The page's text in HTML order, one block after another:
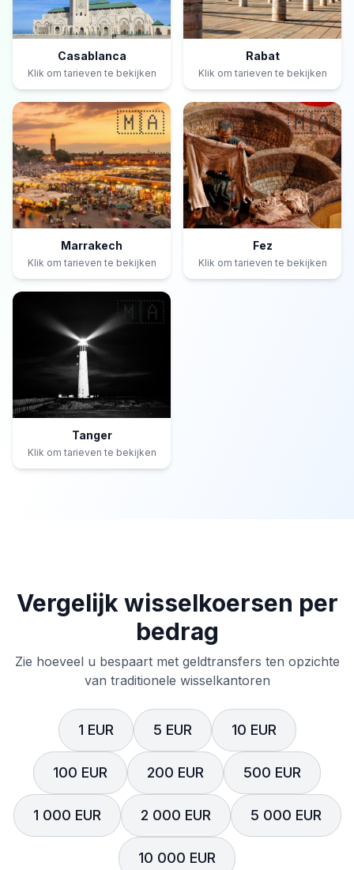
Casablanca
Klik om tarieven te bekijken
Rabat
Klik om tarieven te bekijken
🇲🇦
Marrakech
Klik om tarieven te bekijken
🇲🇦
Fez
Klik om tarieven te bekijken
🇲🇦
Tanger
Klik om tarieven te bekijken
Vergelijk wisselkoersen per
bedrag
Zie hoeveel u bespaart met geldtransfers ten opzichte
van traditionele wisselkantoren
1 EUR 5 EUR 10 EUR
100 EUR 200 EUR 500 EUR
1 000 EUR 2 000 EUR 5 000 EUR
10 000 EUR